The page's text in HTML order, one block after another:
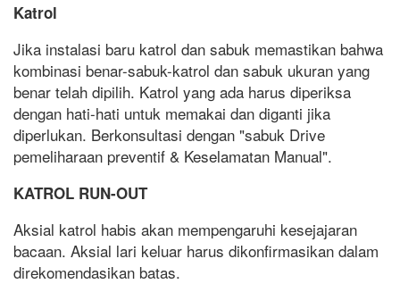
Katrol
Jika instalasi baru katrol dan sabuk memastikan bahwa
kombinasi benar-sabuk-katrol dan sabuk ukuran yang
benar telah dipilih. Katrol yang ada harus diperiksa
dengan hati-hati untuk memakai dan diganti jika
diperlukan. Berkonsultasi dengan "sabuk Drive
pemeliharaan preventif & Keselamatan Manual".
KATROL RUN-OUT
Aksial katrol habis akan mempengaruhi kesejajaran
bacaan. Aksial lari keluar harus dikonfirmasikan dalam
direkomendasikan batas.